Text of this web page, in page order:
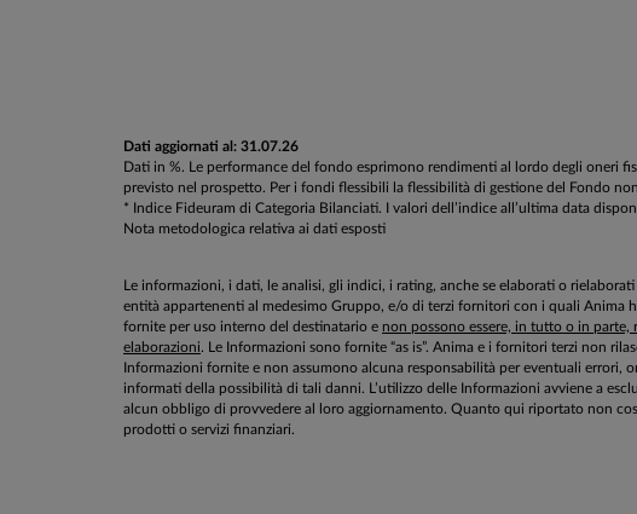
Dati aggiornati al: 31.07.26
Dati in %. Le performance del fondo esprimono rendimenti al lordo degli oneri
previsto nel prospetto. Per i fondi flessibili la flessibilità di gestione del Fondo
* Indice Fideuram di Categoria Bilanciati. I valori dell’indice all’ultima data
Nota metodologica relativa ai dati esposti
Le informazioni, i dati, le analisi, gli indici, i rating, anche se elaborati o
entità appartenenti al medesimo Gruppo, e/o di terzi fornitori con i quali Anima
fornite per uso interno del destinatario e non possono essere, in tutto o in
elaborazioni. Le Informazioni sono fornite “as is”. Anima e i fornitori terzi non
Informazioni fornite e non assumono alcuna responsabilità per eventuali errori,
informati della possibilità di tali danni. L’utilizzo delle Informazioni avviene a
alcun obbligo di provvedere al loro aggiornamento. Quanto qui riportato non
prodotti o servizi finanziari.